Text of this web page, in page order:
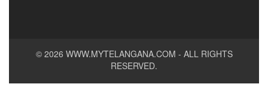
© 2026 WWW.MYTELANGANA.COM - ALL RIGHTS
RESERVED.